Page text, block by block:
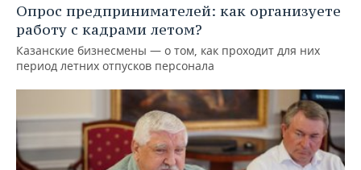
Опрос предпринимателей: как организуете
работу с кадрами летом?
Казанские бизнесмены — о том, как проходит для них
период летних отпусков персонала